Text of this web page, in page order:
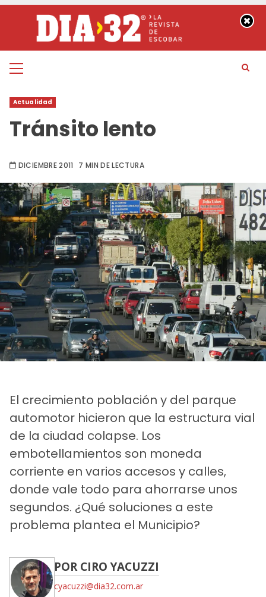
contenido
Menú
Actualidad
Tránsito lento
DICIEMBRE 2011 7 MIN DE LECTURA
El crecimiento población y del parque
automotor hicieron que la estructura vial
de la ciudad colapse. Los
embotellamientos son moneda
corriente en varios accesos y calles,
donde vale todo para ahorrarse unos
segundos. ¿Qué soluciones a este
problema plantea el Municipio?
POR CIRO YACUZZI
cyacuzzi@dia32.com.ar